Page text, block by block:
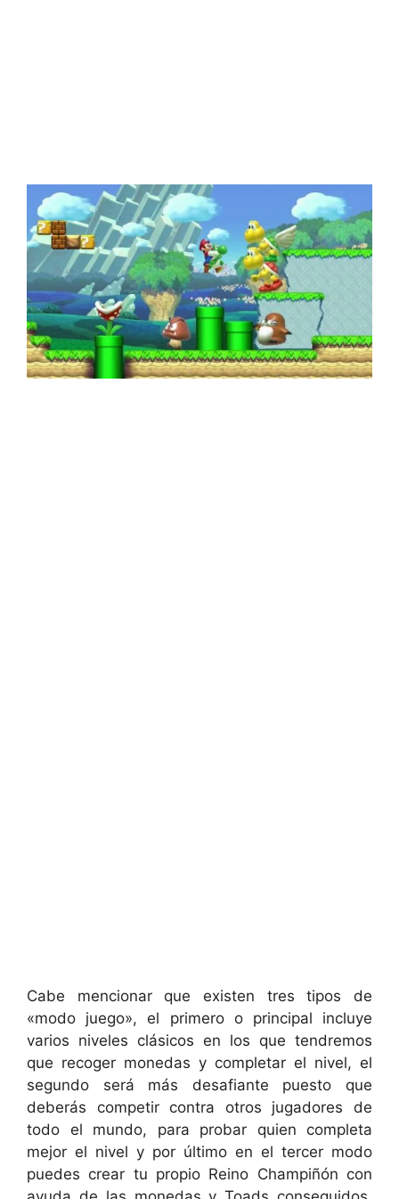
Cabe mencionar que existen tres tipos de
«modo juego», el primero o principal incluye
varios niveles clásicos en los que tendremos
que recoger monedas y completar el nivel, el
segundo será más desafiante puesto que
deberás competir contra otros jugadores de
todo el mundo, para probar quien completa
mejor el nivel y por último en el tercer modo
puedes crear tu propio Reino Champiñón con